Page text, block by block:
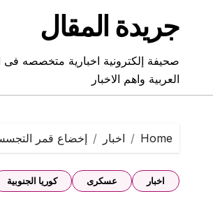
contentجريدة المقال
صحيفة إلكترونية اخبارية متخصصه فى
العربية واهم الاخبار
Home اخبار إخضاع قمر
اخبار عسكرى كوريا الجنوبية